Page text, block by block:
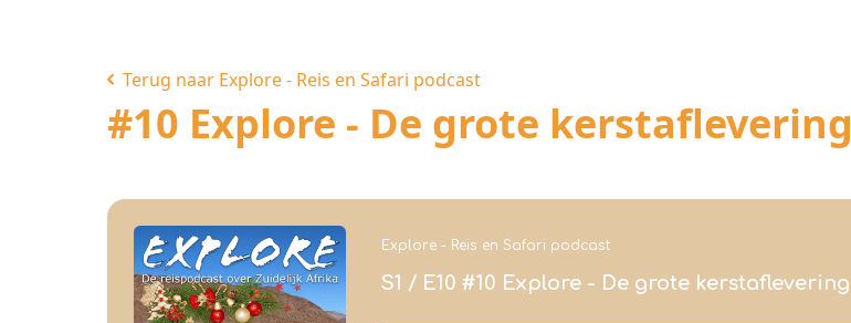
Terug naar Explore - Reis en Safari podcast
#10 Explore - De grote kerstaflevering